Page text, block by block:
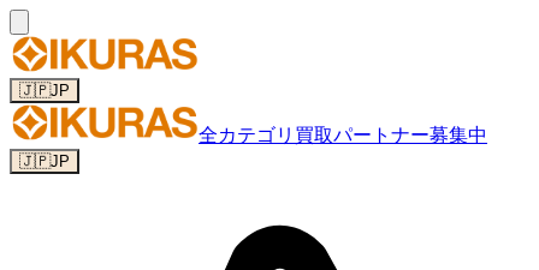
🇯🇵JP
全カテゴリ 買取パートナー募集中
🇯🇵JP